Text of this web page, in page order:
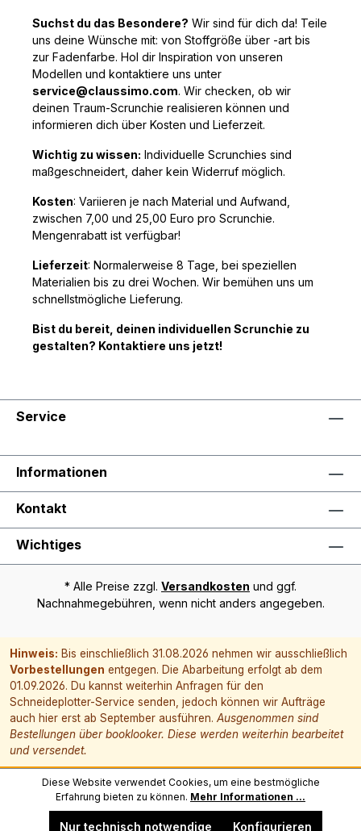
Suchst du das Besondere? Wir sind für dich da! Teile
uns deine Wünsche mit: von Stoffgröße über -art bis
zur Fadenfarbe. Hol dir Inspiration von unseren
Modellen und kontaktiere uns unter
service@claussimo.com. Wir checken, ob wir
deinen Traum-Scrunchie realisieren können und
informieren dich über Kosten und Lieferzeit.
Wichtig zu wissen: Individuelle Scrunchies sind
maßgeschneidert, daher kein Widerruf möglich.
Kosten: Variieren je nach Material und Aufwand,
zwischen 7,00 und 25,00 Euro pro Scrunchie.
Mengenrabatt ist verfügbar!
Lieferzeit: Normalerweise 8 Tage, bei speziellen
Materialien bis zu drei Wochen. Wir bemühen uns um
schnellstmögliche Lieferung.
Bist du bereit, deinen individuellen Scrunchie zu
gestalten? Kontaktiere uns jetzt!
Service
Informationen
Kontakt
Wichtiges
* Alle Preise zzgl. Versandkosten und ggf.
Nachnahmegebühren, wenn nicht anders angegeben.
Diese Website verwendet Cookies, um eine bestmögliche
Erfahrung bieten zu können. Mehr Informationen ...
Nur technisch notwendige Konfigurieren
Hinweis: Bis einschließlich 31.08.2026 nehmen wir ausschließlich
Vorbestellungen entgegen. Die Abarbeitung erfolgt ab dem
01.09.2026. Du kannst weiterhin Anfragen für den
Schneideplotter-Service senden, jedoch können wir Aufträge
auch hier erst ab September ausführen. Ausgenommen sind
Bestellungen über booklooker. Diese werden weiterhin bearbeitet
und versendet.